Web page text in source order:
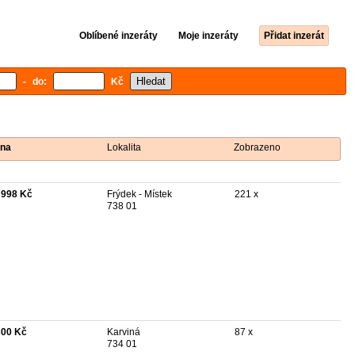
Oblíbené inzeráty Moje inzeráty Přidat inzerát
- do: Kč
Lokalita Zobrazeno
Kč
Frýdek - Místek
738 01
221 x
Kč
Karviná
734 01
87 x